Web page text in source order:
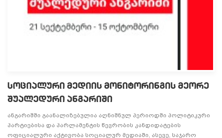
სოციალური მედიის მონიტორინგის მეორე
შუალედური ანგარიში
ანგარიშში გაანალიზებულია აღნიშნულ პერიოდში პოლიტიკური
პარტიებისა და პარლამენტის წევრობის კანდიდატების
ოფიციალური აქტივობა სოციალურ მედიაში, ასევე, საჯარო